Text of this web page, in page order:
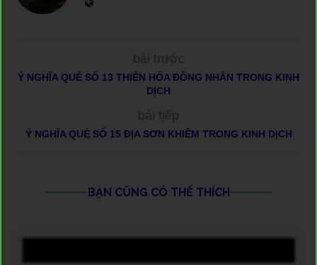
bài trước
Ý NGHĨA QUẺ SỐ 13 THIÊN HỎA ĐỒNG NHÂN TRONG KINH
DỊCH
bài tiếp
Ý NGHĨA QUẺ SỐ 15 ĐỊA SƠN KHIÊM TRONG KINH DỊCH
BẠN CŨNG CÓ THỂ THÍCH